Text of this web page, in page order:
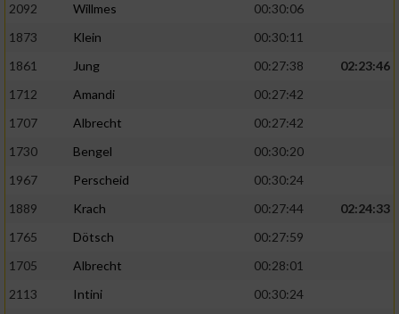
2092
Willmes
00:30:06
1873
Klein
00:30:11
1861
Jung 00:27:38
02:23:46
1712
Amandi
00:27:42
1707
Albrecht
00:27:42
1730
Bengel
00:30:20
1967
Perscheid
00:30:24
1889
Krach 00:27:44
02:24:33
1765
Dötsch
00:27:59
1705
Albrecht
00:28:01
2113
Intini
00:30:24